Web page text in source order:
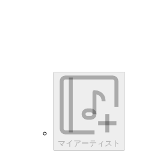
マイアーティスト